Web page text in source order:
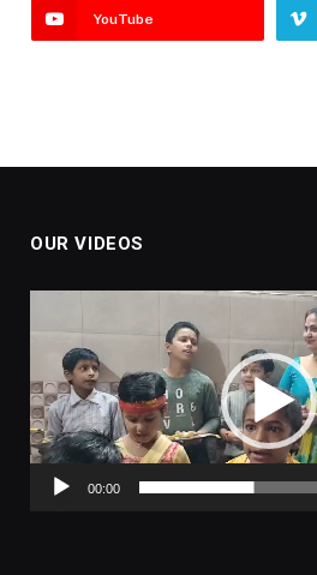
YouTube
OUR VIDEOS
00:00